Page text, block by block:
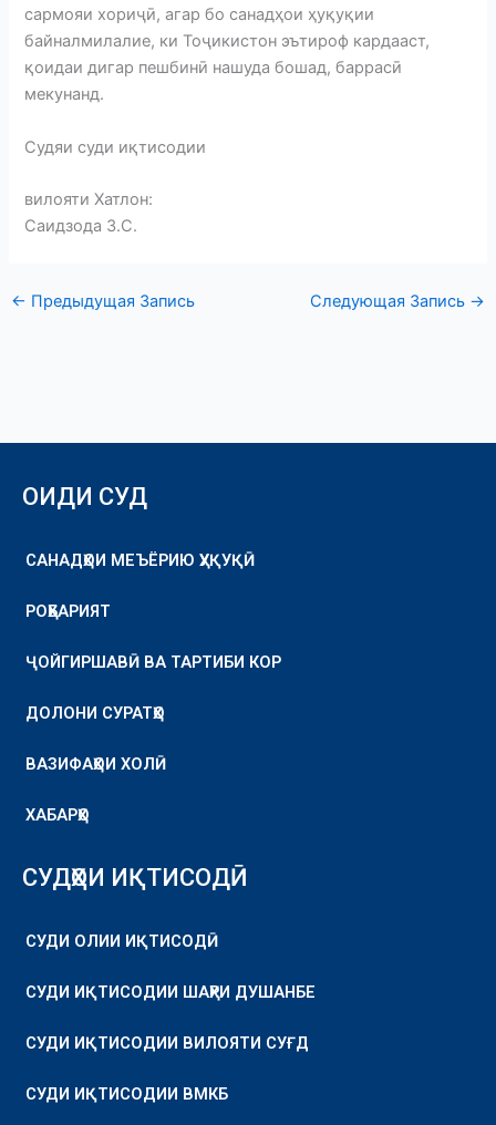
сармояи хориҷӣ, агар бо санадҳои ҳуқуқии
байналмилалие, ки Тоҷикистон эътироф кардааст,
қоидаи дигар пешбинӣ нашуда бошад, баррасӣ
мекунанд.
Судяи суди иқтисодии
вилояти Хатлон:
Саидзода З.С.
← Предыдущая Запись Следующая Запись →
ОИДИ СУД
САНАДҲОИ МЕЪЁРИЮ ҲУҚУҚӢ
РОҲБАРИЯТ
ҶОЙГИРШАВӢ ВА ТАРТИБИ КОР
ДОЛОНИ СУРАТҲО
ВАЗИФАҲОИ ХОЛӢ
ХАБАРҲО
СУДҲОИ ИҚТИСОДӢ
СУДИ ОЛИИ ИҚТИСОДӢ
СУДИ ИҚТИСОДИИ ШАҲРИ ДУШАНБЕ
СУДИ ИҚТИСОДИИ ВИЛОЯТИ СУҒД
СУДИ ИҚТИСОДИИ ВМКБ